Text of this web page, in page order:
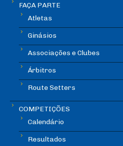
FAÇA PARTE
Atletas
Ginásios
Associações e Clubes
Árbitros
Route Setters
COMPETIÇÕES
Calendário
Resultados